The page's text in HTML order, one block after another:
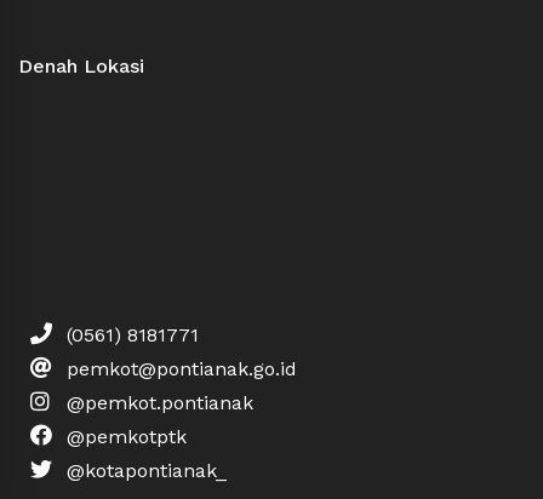
Denah Lokasi
(0561) 8181771
pemkot@pontianak.go.id
@pemkot.pontianak
@pemkotptk
@kotapontianak_